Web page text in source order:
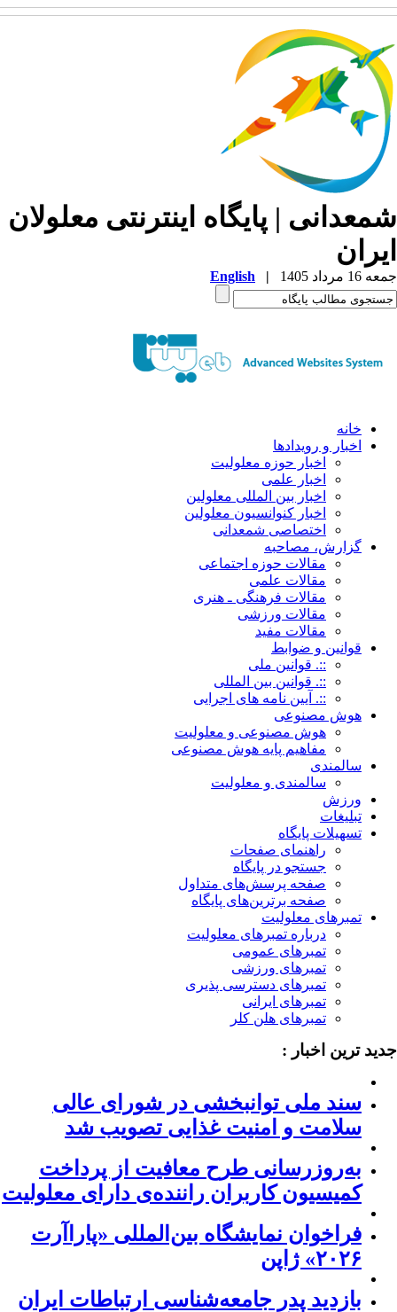
| پایگاه اینترنتی معلولان
مرداد 1405 |
English
خانه
اخبار و رویدادها
اخبار حوزه معلولیت
اخبار علمی
اخبار بین المللی معلولین
اخبار کنوانسیون معلولین
اختصاصی شمعدانی
گزارش، مصاحبه
مقالات حوزه اجتماعی
مقالات علمی
مقالات فرهنگی ـ هنری
مقالات ورزشی
مقالات مفید
قوانین و ضوابط
::. قوانین ملی
::. قوانین بین المللی
::. آیین نامه های اجرایی
هوش مصنوعی
هوش مصنوعی و معلولیت
مفاهیم پایه هوش مصنوعی
سالمندی
سالمندی و معلولیت
ورزش
تبلیغات
تسهیلات پایگاه
راهنمای صفحات
جستجو در پایگاه
صفحه پرسش‌های متداول
صفحه برترین‌های پایگاه
تمبرهای معلولیت
درباره تمبرهای معلولیت
تمبرهای عمومی
تمبرهای ورزشی
تمبرهای دسترسی پذیری
تمبرهای ایرانی
تمبرهای هلن کلر
ترین اخبار :
سند ملی توانبخشی در شورای عالی
سلامت و امنیت غذایی تصویب شد
به‌روزرسانی طرح معافیت از پرداخت
کمیسیون کاربران راننده‌ی دارای معلولیت
فراخوان نمایشگاه بین‌المللی «پاراآرت
۲۰۲۶» ژاپن
بازدید پدر جامعه‌شناسی ارتباطات ایران